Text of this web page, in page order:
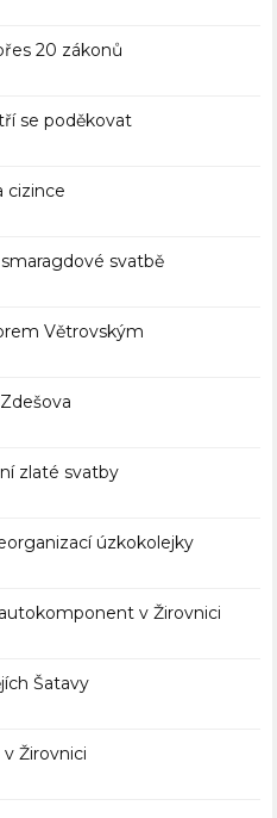
20 zákonů
se poděkovat
cizince
svatbě
Větrovským
zlaté svatby
úzkokolejky
v Žirovnici
Šatavy
Žirovnici